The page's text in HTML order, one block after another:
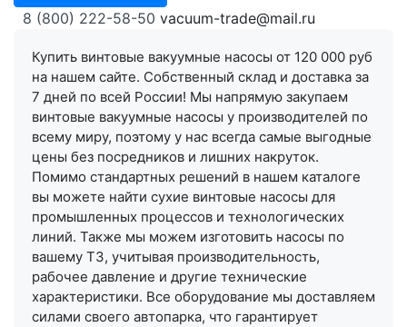
8 (800) 222-58-50 vacuum-trade@mail.ru
Купить винтовые вакуумные насосы от 120 000 руб
на нашем сайте. Собственный склад и доставка за
7 дней по всей России! Мы напрямую закупаем
винтовые вакуумные насосы у производителей по
всему миру, поэтому у нас всегда самые выгодные
цены без посредников и лишних накруток.
Помимо стандартных решений в нашем каталоге
вы можете найти сухие винтовые насосы для
промышленных процессов и технологических
линий. Также мы можем изготовить насосы по
вашему ТЗ, учитывая производительность,
рабочее давление и другие технические
характеристики. Все оборудование мы доставляем
силами своего автопарка, что гарантирует